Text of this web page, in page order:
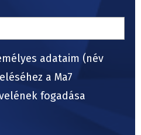
adataim (név
a Ma7
fogadása